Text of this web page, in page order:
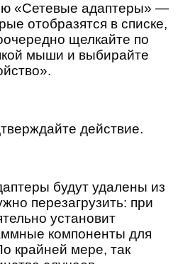
«Сетевые адаптеры» —
отобразятся в списке,
щелкайте по
мыши и выбирайте
действие.
будут удалены из
перезагрузить: при
установит
компоненты для
крайней мере, так